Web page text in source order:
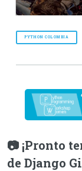
PYTHON COLOMBIA
📷 ¡Pronto
de Django